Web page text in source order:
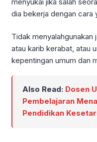
dia bekerja dengan cara
Tidak
atau karib kerabat, atau
kepentingan umum dan
Also Read: Dosen
Pembelajaran
Pendidikan